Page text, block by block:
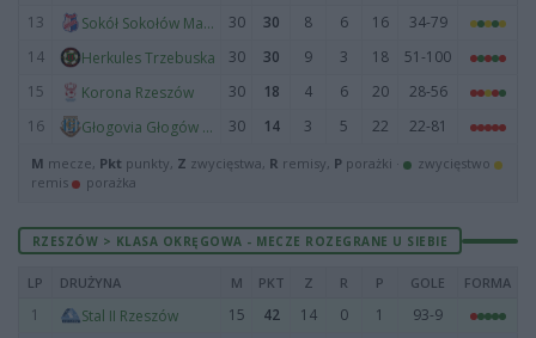
13
Sokół Sokołów Małopolski 30 30 8 6 16
34-79
14
Herkules Trzebuska 30 30 9 3 18
51-100
15
Korona Rzeszów 30 18 4 6 20
28-56
16
Głogovia Głogów Małopolski 30 14 3 5 22 22-81
M mecze, Pkt punkty, Z zwycięstwa, R remisy, P porażki ·
zwycięstwo
remis
porażka
RZESZÓW > KLASA OKRĘGOWA - MECZE ROZEGRANE U SIEBIE
LP DRUŻYNA M PKT Z R P GOLE FORMA
1 Stal II Rzeszów 15 42 14 0 1
93-9